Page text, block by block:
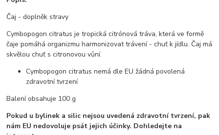
Čaj - doplněk stravy
Cymbopogon citratus je tropická citrónová tráva, která ve formě
čaje pomáhá organizmu harmonizovat trávení - chuť k jídlu. Čaj má
skvělou chuť s citronovou vůní.
Cymbopogon citratus nemá dle EU žádná povolená
zdravotní tvrzení
Balení obsahuje 100 g
Pokud u bylinek a silic nejsou uvedená zdravotní tvrzení, pak
nám EU nedovoluje psát jejich účinky. Dohledejte na